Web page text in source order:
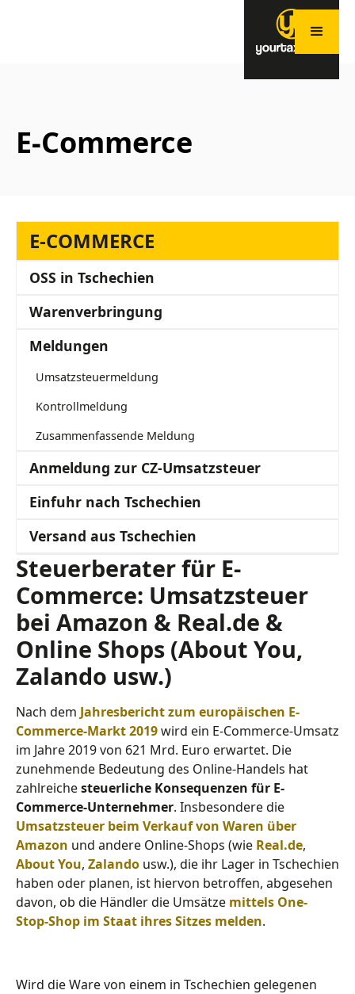
E-Commerce
E-COMMERCE
OSS in Tschechien
Warenverbringung
Meldungen
Umsatzsteuermeldung
Kontrollmeldung
Zusammenfassende Meldung
Anmeldung zur CZ-Umsatzsteuer
Einfuhr nach Tschechien
Versand aus Tschechien
Steuerberater für E-
Commerce: Umsatzsteuer
bei Amazon & Real.de &
Online Shops (About You,
Zalando usw.)
Nach dem Jahresbericht zum europäischen E-
Commerce-Markt 2019wird ein E-Commerce-Umsatz
im Jahre 2019 von 621 Mrd. Euro erwartet. Die
zunehmende Bedeutung des Online-Handels hat
zahlreichesteuerliche Konsequenzen für E-
Commerce-Unternehmer. Insbesondere die
Umsatzsteuer beim Verkauf von Waren über
Amazon und andere Online-Shops (wie Real.de,
About You, Zalando usw.), die ihr Lager in Tschechien
haben oder planen, ist hiervon betroffen, abgesehen
davon, ob die Händler die Umsätze mittels One-
Stop-Shop im Staat ihres Sitzes melden.
Wird die Ware von einem in Tschechien gelegenen